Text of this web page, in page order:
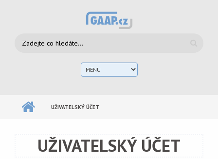
Vyhledávání
UŽIVATELSKÝ ÚČET
UŽIVATELSKÝ ÚČET